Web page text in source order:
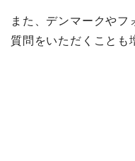
また、デンマークやフ
質問をいただくことも